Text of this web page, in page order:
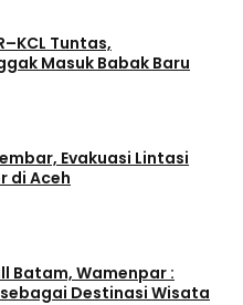
Tuntas,
Masuk Babak Baru
Evakuasi Lintasi
di Aceh
Batam, Wamenpar :
Destinasi Wisata